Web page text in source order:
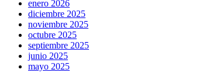
enero 2026
diciembre 2025
noviembre 2025
octubre 2025
septiembre 2025
junio 2025
mayo 2025